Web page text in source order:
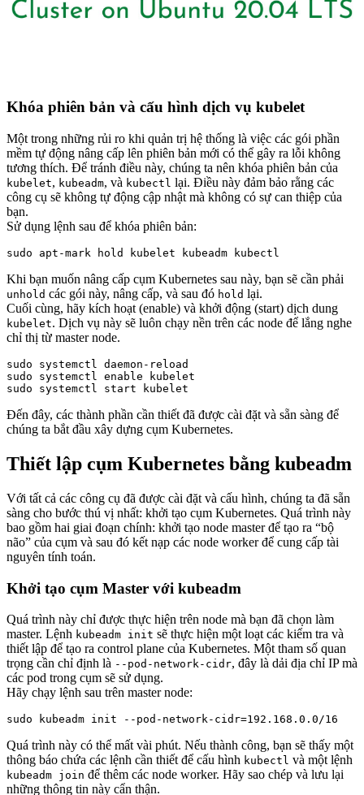
Khóa phiên bản và cấu hình dịch vụ kubelet
Một trong những rủi ro khi quản trị hệ thống là việc các gói phần
mềm tự động nâng cấp lên phiên bản mới có thể gây ra lỗi không
tương thích. Để tránh điều này, chúng ta nên khóa phiên bản của
kubelet, kubeadm, và kubectl lại. Điều này đảm bảo rằng các
công cụ sẽ không tự động cập nhật mà không có sự can thiệp của
bạn.
Sử dụng lệnh sau để khóa phiên bản:
Khi bạn muốn nâng cấp cụm Kubernetes sau này, bạn sẽ cần phải
unhold các gói này, nâng cấp, và sau đó hold lại.
Cuối cùng, hãy kích hoạt (enable) và khởi động (start) dịch dung
kubelet. Dịch vụ này sẽ luôn chạy nền trên các node để lắng nghe
chỉ thị từ master node.
sudo systemctl daemon-reload
sudo systemctl enable kubelet
Đến đây, các thành phần cần thiết đã được cài đặt và sẵn sàng để
chúng ta bắt đầu xây dựng cụm Kubernetes.
Thiết lập cụm Kubernetes bằng kubeadm
Với tất cả các công cụ đã được cài đặt và cấu hình, chúng ta đã sẵn
sàng cho bước thú vị nhất: khởi tạo cụm Kubernetes. Quá trình này
bao gồm hai giai đoạn chính: khởi tạo node master để tạo ra “bộ
não” của cụm và sau đó kết nạp các node worker để cung cấp tài
nguyên tính toán.
Khởi tạo cụm Master với kubeadm
Quá trình này chỉ được thực hiện trên node mà bạn đã chọn làm
master. Lệnh kubeadm init sẽ thực hiện một loạt các kiểm tra và
thiết lập để tạo ra control plane của Kubernetes. Một tham số quan
trọng cần chỉ định là --pod-network-cidr, đây là dải địa chỉ IP mà
các pod trong cụm sẽ sử dụng.
Hãy chạy lệnh sau trên master node:
Quá trình này có thể mất vài phút. Nếu thành công, bạn sẽ thấy một
thông báo chứa các lệnh cần thiết để cấu hình kubectl và một lệnh
kubeadm join để thêm các node worker. Hãy sao chép và lưu lại
những thông tin này cẩn thận.